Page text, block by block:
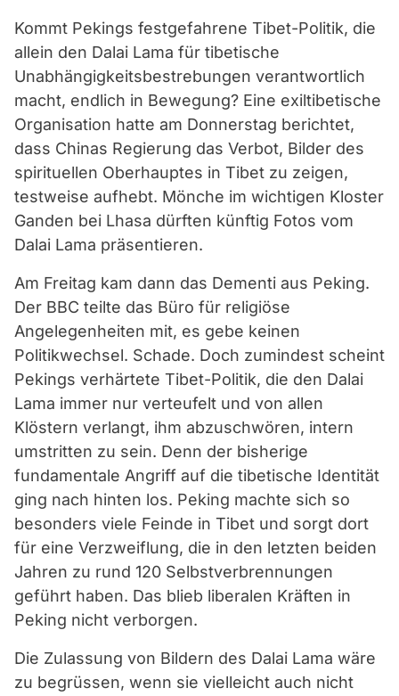
Kommt Pekings festgefahrene Tibet-Politik, die
allein den Dalai Lama für tibetische
Unabhängigkeitsbestrebungen verantwortlich
macht, endlich in Bewegung? Eine exiltibetische
Organisation hatte am Donnerstag berichtet,
dass Chinas Regierung das Verbot, Bilder des
spirituellen Oberhauptes in Tibet zu zeigen,
testweise aufhebt. Mönche im wichtigen Kloster
Ganden bei Lhasa dürften künftig Fotos vom
Dalai Lama präsentieren.
Am Freitag kam dann das Dementi aus Peking.
Der BBC teilte das Büro für religiöse
Angelegenheiten mit, es gebe keinen
Politikwechsel. Schade. Doch zumindest scheint
Pekings verhärtete Tibet-Politik, die den Dalai
Lama immer nur verteufelt und von allen
Klöstern verlangt, ihm abzuschwören, intern
umstritten zu sein. Denn der bisherige
fundamentale Angriff auf die tibetische Identität
ging nach hinten los. Peking machte sich so
besonders viele Feinde in Tibet und sorgt dort
für eine Verzweiflung, die in den letzten beiden
Jahren zu rund 120 Selbstverbrennungen
geführt haben. Das blieb liberalen Kräften in
Peking nicht verborgen.
Die Zulassung von Bildern des Dalai Lama wäre
zu begrüssen, wenn sie vielleicht auch nicht